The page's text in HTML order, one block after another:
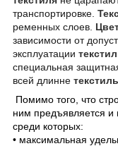
транспортировке.
ременных слоев.
зависимости от
эксплуатации
специальная
всей длинне
Помимо того, что
ним предъявляется и
среди которых:
• максимальная